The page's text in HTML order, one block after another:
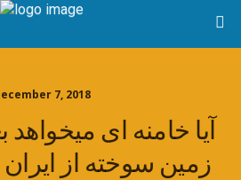
7, 2018
آیا خامنه ای میخواهد
زمین سوخته از ایران